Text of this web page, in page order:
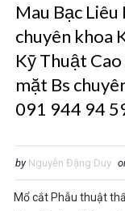
Mau Bạc
chuyên khoa
Kỹ Thuật
mặt Bs
091 944 94
by Nguyễn Đặng Duy
Mổ cắt Phẫu thuật